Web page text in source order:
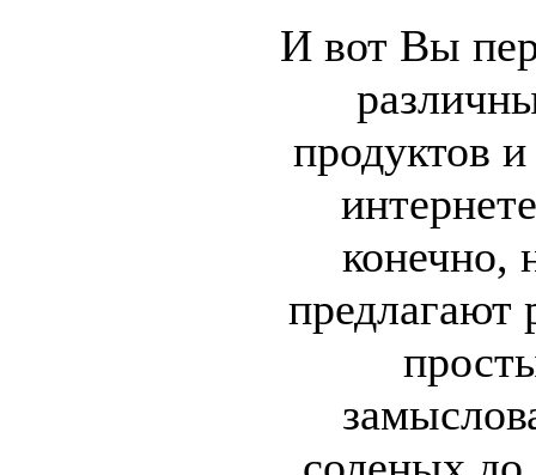
И вот Вы
продуктов
конечно,
предлагают